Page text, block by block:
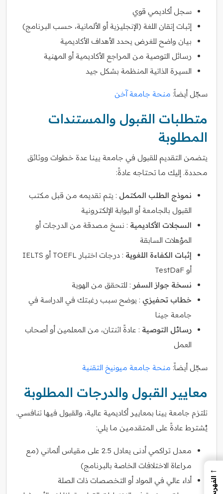
سجل أكاديمي قوي
إثبات إتقان اللغة (الإنجليزية أو الألمانية، حسب البرنامج)
بيان واضح للغرض يحدد الأهداف الأكاديمية
رسائل التوصية من المراجع الأكاديمية أو المهنية
السيرة الذاتية المنظمة بشكل جيد
سجّل أيضاً: منحة جامعة آخن
متطلبات القبول والمستندات
المطلوبة
يتضمن التقديم للقبول في جامعة يينا عدة خطوات ووثائق
محددة. إليك ما تحتاجه عادةً:
نموذج الطلب المكتمل : يتم تقديمه من قبل مكتب
القبول بالجامعة أو البوابة الإلكترونية
السجلات الأكاديمية : نسخ مصدقة من الدرجات أو
المؤهلات السابقة
إثبات الكفاءة اللغوية
: درجات اختبار TOEFL أو IELTS
أو TestDaF
نسخة جواز السفر : للتحقق من الهوية
خطاب تحفيزي : يوضح سبب رغبتك في الدراسة في
جامعة جينا
رسائل التوصية : عادةً اثنتان، من المعلمين أو أصحاب
العمل
سجّل أيضاً: منحة جامعة ميونيخ التقنية
معايير القبول والدرجات المطلوبة
تلتزم جامعة يينا بمعايير أكاديمية عالية، والقبول فيها تنافسي.
يُشترط عادةً على المتقدمين ما يلي:
معدل تراكمي أدنى يعادل 2.5 على مقياس ألماني (مع
مراعاة الاختلافات الخاصة بالبرنامج)
أداء عالي في المواد أو التخصصات ذات الصلة
←
الفهرس